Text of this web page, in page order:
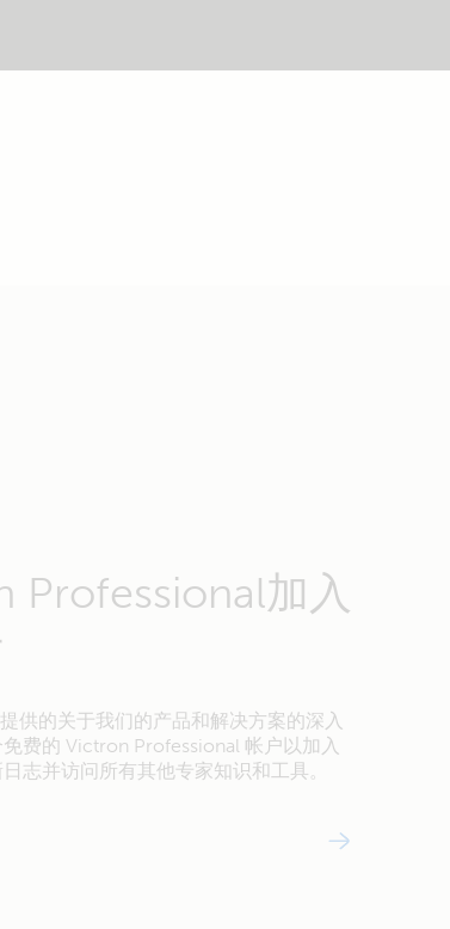
Professional加入
供的关于我们的产品和解决方案的深入
费的 Victron Professional 帐户以加入
志并访问所有其他专家知识和工具。